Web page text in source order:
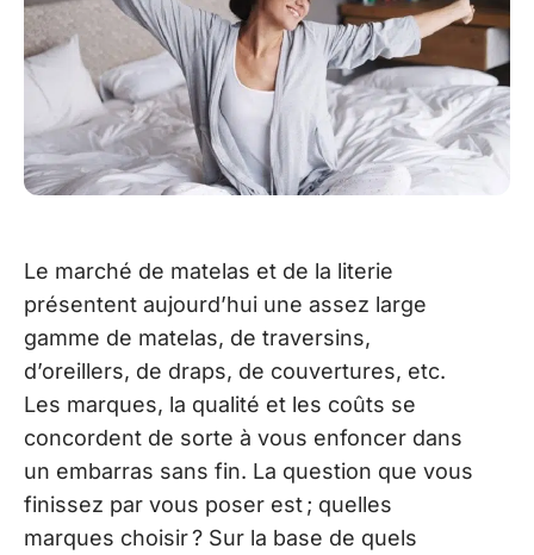
Le marché de matelas et de la literie
présentent aujourd’hui une assez large
gamme de matelas, de traversins,
d’oreillers, de draps, de couvertures, etc.
Les marques, la qualité et les coûts se
concordent de sorte à vous enfoncer dans
un embarras sans fin. La question que vous
finissez par vous poser est ; quelles
marques choisir ? Sur la base de quels